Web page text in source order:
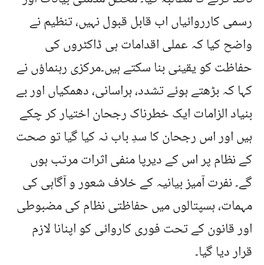
رسمی کارروائیاں اب قابل قبول نہیں، تنظیم نے
واضح کیا کہ عملی اقدامات ہی ڈاکٹروں کی
حفاظت کو یقینی بنا سکتے ہیں۔مرکزی رہنماؤں نے
کہا کہ بڑھتے ہوئے تشدد، ہراسانی، دھمکیاں اور بے
بنیاد الزامات ایک خطرناک رجحان اختیار کر چکے
ہیں اور اس رجحان کا سدِ باب نہ کیا گیا تو صحت
کے نظام پر اس کے دیرپا منفی اثرات مرتب ہوں
گے۔ نفرت آمیز بیانیہ کے خلاف شعور و آگاہی کی
مہمات، ہسپتالوں میں حفاظتی نظام کی مضبوطی
اور قانون کے تحت فوری کاروائی کو اپنانا لازم
قرار دیا گیا۔